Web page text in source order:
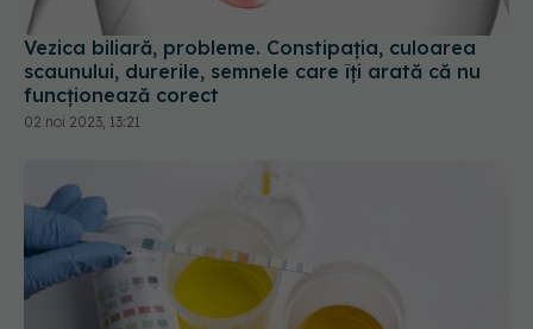
Vezica biliară, probleme. Constipația, culoarea
scaunului, durerile, semnele care îți arată că nu
funcționează corect
02 noi 2023, 13:21